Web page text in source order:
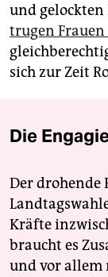
und gelockten
trugen
sich zur Zeit
Die
Der drohende
Kräfte
braucht es
und vor allem